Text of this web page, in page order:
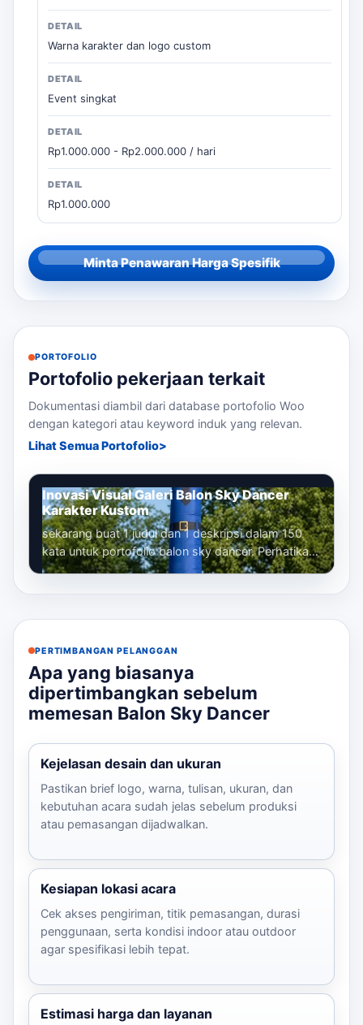
Warna karakter dan logo custom
Event singkat
Rp1.000.000 - Rp2.000.000 / hari
Rp1.000.000
Minta Penawaran Harga Spesifik
PORTOFOLIO
Portofolio pekerjaan terkait
Dokumentasi diambil dari database portofolio Woo
dengan kategori atau keyword induk yang relevan.
Lihat Semua Portofolio
Inovasi Visual Galeri Balon Sky Dancer
Karakter Kustom
sekarang buat 1 judul dan 1 deskripsi dalam 150
kata untuk portofolio balon sky dancer. Perhatikan
bahwa kita sudah membuat banyak...
PERTIMBANGAN PELANGGAN
Apa yang biasanya
dipertimbangkan sebelum
memesan Balon Sky Dancer
Kejelasan desain dan ukuran
Pastikan brief logo, warna, tulisan, ukuran, dan
kebutuhan acara sudah jelas sebelum produksi
atau pemasangan dijadwalkan.
Kesiapan lokasi acara
Cek akses pengiriman, titik pemasangan, durasi
penggunaan, serta kondisi indoor atau outdoor
agar spesifikasi lebih tepat.
Estimasi harga dan layanan